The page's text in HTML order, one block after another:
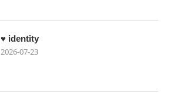
♥ identity
2026-07-23